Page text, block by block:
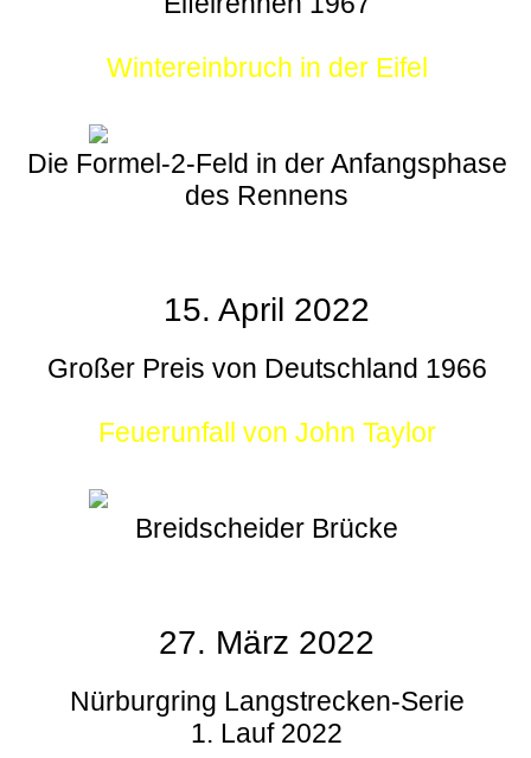
Wintereinbruch in der Eifel
Die Formel-2-Feld in der Anfangsphase
des Rennens
15. April 2022
Großer Preis von Deutschland 1966
Feuerunfall von John Taylor
Breidscheider Brücke
27. März 2022
Nürburgring Langstrecken-Serie
1. Lauf 2022